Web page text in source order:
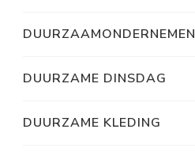
DUURZAAMONDERNEMEN
DUURZAME DINSDAG
DUURZAME KLEDING